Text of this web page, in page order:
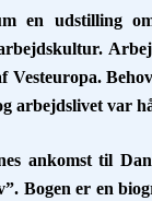
en udstilling
Vesteuropa.
arbejdslivet var
ankomst til
Bogen er en